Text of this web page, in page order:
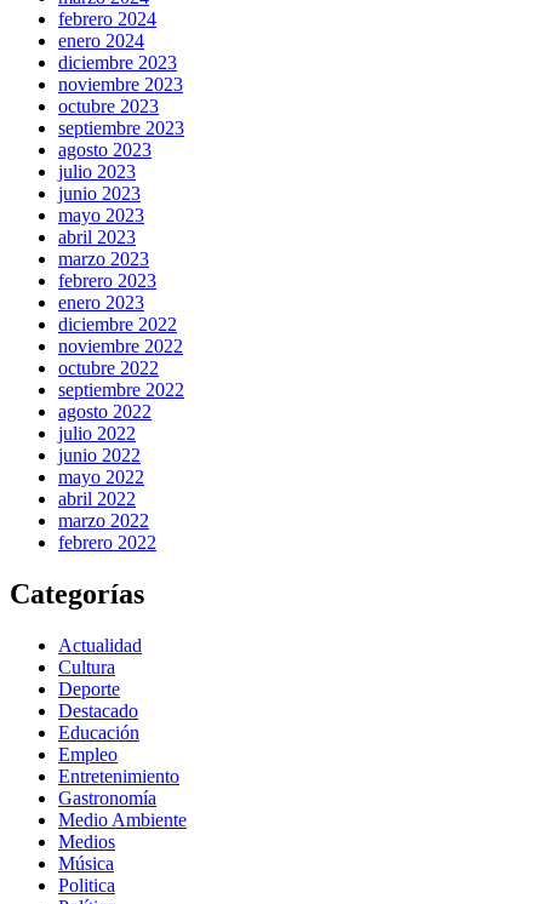
febrero 2024
enero 2024
diciembre 2023
noviembre 2023
octubre 2023
septiembre 2023
agosto 2023
julio 2023
junio 2023
mayo 2023
abril 2023
marzo 2023
febrero 2023
enero 2023
diciembre 2022
noviembre 2022
octubre 2022
septiembre 2022
agosto 2022
julio 2022
junio 2022
mayo 2022
abril 2022
marzo 2022
febrero 2022
Categorías
Actualidad
Cultura
Deporte
Destacado
Educación
Empleo
Entretenimiento
Gastronomía
Medio Ambiente
Medios
Música
Politica